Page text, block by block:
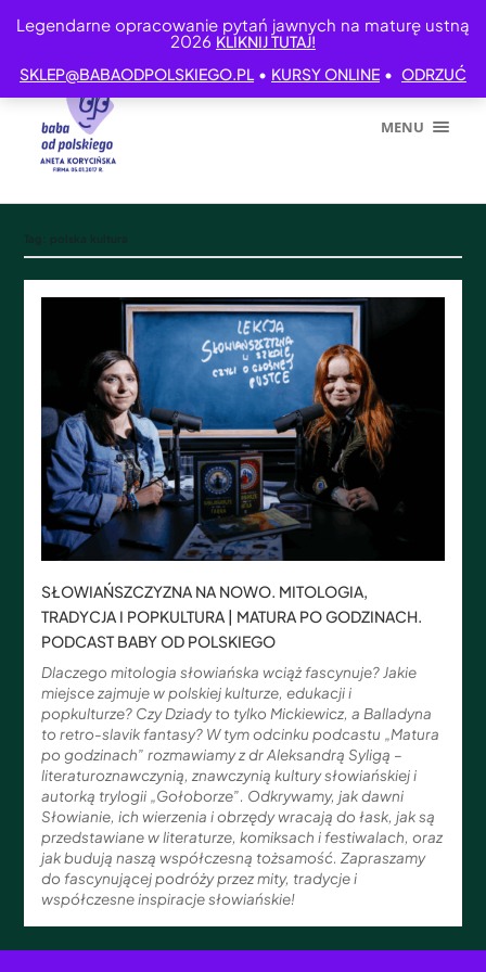
Legendarne opracowanie pytań jawnych na maturę ustną
2026 KLIKNIJ TUTAJ!
SKLEP@BABAODPOLSKIEGO.PL • KURSY ONLINE • ODRZUĆ
MENU
SŁOWIAŃSZCZYZNA NA NOWO. MITOLOGIA,
TRADYCJA I POPKULTURA | MATURA PO GODZINACH.
PODCAST BABY OD POLSKIEGO
Dlaczego mitologia słowiańska wciąż fascynuje? Jakie
miejsce zajmuje w polskiej kulturze, edukacji i
popkulturze? Czy Dziady to tylko Mickiewicz, a Balladyna
to retro-slavik fantasy? W tym odcinku podcastu „Matura
po godzinach” rozmawiamy z dr Aleksandrą Syligą –
literaturoznawczynią, znawczynią kultury słowiańskiej i
autorką trylogii „Gołoborze”. Odkrywamy, jak dawni
Słowianie, ich wierzenia i obrzędy wracają do łask, jak są
przedstawiane w literaturze, komiksach i festiwalach, oraz
jak budują naszą współczesną tożsamość. Zapraszamy
do fascynującej podróży przez mity, tradycje i
współczesne inspiracje słowiańskie!